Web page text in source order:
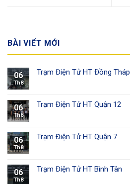
BÀI VIẾT MỚI
06
Th8
Trạm Điện Tử HT Đồng Tháp
06
Th8
Trạm Điện Tử HT Quận 12
06
Th8
Trạm Điện Tử HT Quận 7
06
Th8
Trạm Điện Tử HT Bình Tân